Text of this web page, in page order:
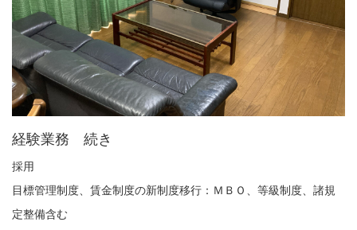
経験業務 続き
採用
目標管理制度、賃金制度の新制度移行：ＭＢＯ、等級制度、諸規
定整備含む